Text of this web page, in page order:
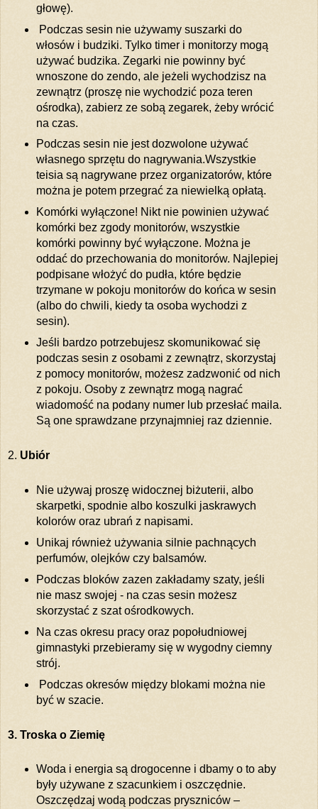
głowę).
Podczas sesin nie używamy suszarki do
włosów i budziki. Tylko timer i monitorzy mogą
używać budzika. Zegarki nie powinny być
wnoszone do zendo, ale jeżeli wychodzisz na
zewnątrz (proszę nie wychodzić poza teren
ośrodka), zabierz ze sobą zegarek, żeby wrócić
na czas.
Podczas sesin nie jest dozwolone używać
własnego sprzętu do nagrywania.Wszystkie
teisia są nagrywane przez organizatorów, które
można je potem przegrać za niewielką opłatą.
Komórki wyłączone! Nikt nie powinien używać
komórki bez zgody monitorów, wszystkie
komórki powinny być wyłączone. Można je
oddać do przechowania do monitorów. Najlepiej
podpisane włożyć do pudła, które będzie
trzymane w pokoju monitorów do końca w sesin
(albo do chwili, kiedy ta osoba wychodzi z
sesin).
Jeśli bardzo potrzebujesz skomunikować się
podczas sesin z osobami z zewnątrz, skorzystaj
z pomocy monitorów, możesz zadzwonić od nich
z pokoju. Osoby z zewnątrz mogą nagrać
wiadomość na podany numer lub przesłać maila.
Są one sprawdzane przynajmniej raz dziennie.
2. Ubiór
Nie używaj proszę widocznej biżuterii, albo
skarpetki, spodnie albo koszulki jaskrawych
kolorów oraz ubrań z napisami.
Unikaj również używania silnie pachnących
perfumów, olejków czy balsamów.
Podczas bloków zazen zakładamy szaty, jeśli
nie masz swojej - na czas sesin możesz
skorzystać z szat ośrodkowych.
Na czas okresu pracy oraz popołudniowej
gimnastyki przebieramy się w wygodny ciemny
strój.
Podczas okresów między blokami można nie
być w szacie.
3. Troska o Ziemię
Woda i energia są drogocenne i dbamy o to aby
były używane z szacunkiem i oszczędnie.
Oszczędzaj wodą podczas pryszniców –